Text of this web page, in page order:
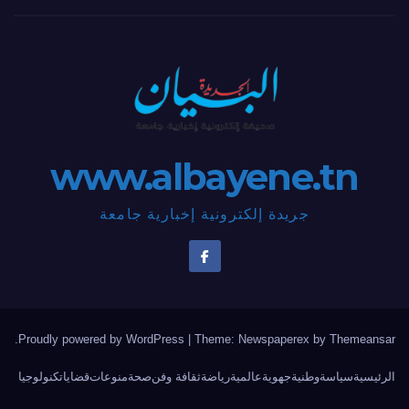
www.albayene.tn
جريدة إلكترونية إخبارية جامعة
Proudly powered by WordPress Theme: Newspaperex by Themeansar
.
الرئيسيةسياسةوطنيةجهويةعالميةرياضةثقافة وفنصحةمنوعاتقضاياتكنولوجيا